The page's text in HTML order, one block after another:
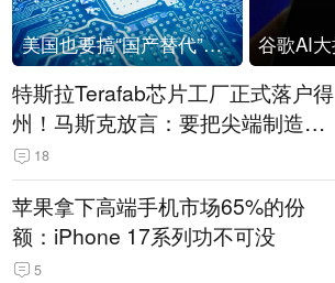
美国也要搞“国产替代”？先算清三笔账
特斯拉Terafab芯片工厂正式落户得
州！马斯克放言：要把尖端制造带
回美国
18
苹果拿下高端手机市场65%的份
额：iPhone 17系列功不可没
5